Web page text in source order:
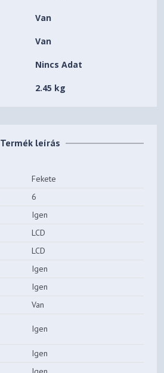
Van
Van
Nincs Adat
2.45 kg
Termék leírás
Fekete
6
Igen
LCD
LCD
Igen
Igen
Van
Igen
Igen